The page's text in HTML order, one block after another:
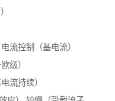
流控制（基电流）
级）
流持续）